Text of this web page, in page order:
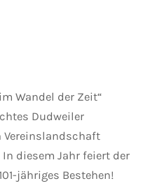
im Wandel der Zeit“
Dudweiler
Vereinslandschaft
diesem Jahr feiert der
jähriges Bestehen!